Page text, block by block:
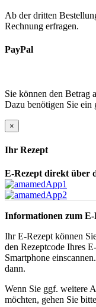
Ab der dritten
Rechnung erfragen.
PayPal
Sie können den Betrag
Dazu benötigen Sie ein
×
Ihr Rezept
E-Rezept direkt über
Informationen zum E-
Ihr E-Rezept können
den Rezeptcode Ihres
Smartphone
dann.
Wenn Sie ggf. weitere
möchten, gehen Sie